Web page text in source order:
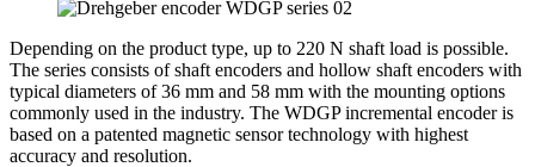
Depending on the product type, up to 220 N shaft load is possible.
The series consists of shaft encoders and hollow shaft encoders with
typical diameters of 36 mm and 58 mm with the mounting options
commonly used in the industry. The WDGP incremental encoder is
based on a patented magnetic sensor technology with highest
accuracy and resolution.